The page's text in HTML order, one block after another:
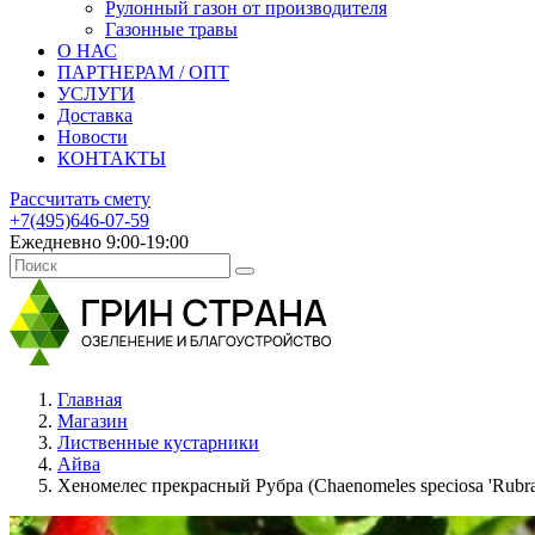
Рулонный газон от производителя
Газонные травы
О НАС
ПАРТНЕРАМ / ОПТ
УСЛУГИ
Доставка
Новости
КОНТАКТЫ
Рассчитать смету
+7(495)646-07-59
Ежедневно 9:00-19:00
Главная
Магазин
Лиственные кустарники
Айва
Хеномелес прекрасный Рубра (Chaenomeles speciosa